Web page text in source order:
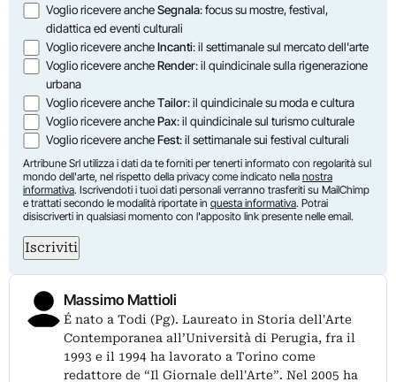
Opzioni
Voglio ricevere ancheSegnala: focus su mostre, festival,
didattica ed eventi culturali
Voglio ricevere ancheIncanti: il settimanale sul mercato dell'arte
Voglio ricevere ancheRender: il quindicinale sulla rigenerazione
urbana
Voglio ricevere ancheTailor: il quindicinale su moda e cultura
Voglio ricevere anchePax: il quindicinale sul turismo culturale
Voglio ricevere ancheFest: il settimanale sui festival culturali
Artribune Srl utilizza i dati da te forniti per tenerti informato con regolarità sul
mondo dell'arte, nel rispetto della privacy come indicato nella nostra
informativa. Iscrivendoti i tuoi dati personali verranno trasferiti su MailChimp
e trattati secondo le modalità riportate in questa informativa. Potrai
disiscriverti in qualsiasi momento con l'apposito link presente nelle email.
Iscriviti
Massimo Mattioli
É nato a Todi (Pg). Laureato in Storia dell'Arte
Contemporanea all’Università di Perugia, fra il
1993 e il 1994 ha lavorato a Torino come
redattore de “Il Giornale dell'Arte”. Nel 2005 ha